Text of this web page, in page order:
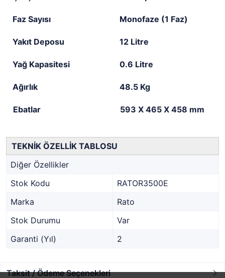
Faz Sayısı Monofaze (1 Faz)
Yakıt Deposu 12 Litre
Yağ Kapasitesi 0.6 Litre
Ağırlık 48.5 Kg
Ebatlar 593 X 465 X 458 mm
TEKNİK ÖZELLİK TABLOSU
Diğer Özellikler
Stok Kodu
RATOR3500E
Marka
Rato
Stok Durumu
Var
Garanti (Yıl)
2
Taksit / Ödeme Seçenekleri